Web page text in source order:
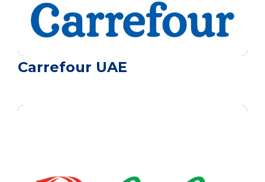
Carrefour UAE